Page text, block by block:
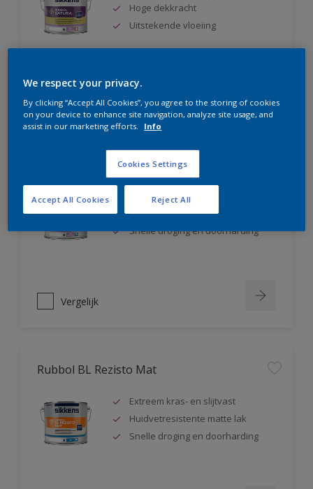
Hoge dekkracht
Uitstekende vloeiing
Rubbol BL Rezisto Satin
Extreem kras- en slijtvast
Huidvetresistente zijdeglanslak
Snelle droging en doorharding
Vergelijk
Rubbol BL Rezisto Mat
Extreem kras- en slijtvast
Huidvetresistente matte lak
Snelle droging en doorharding
We respect your privacy.
By clicking “Accept All Cookies”, you agree to the storing of cookies
on your device to enhance site navigation, analyze site usage, and
assist in our marketing efforts.
Info
Cookies Settings
Reject All
Accept All Cookies